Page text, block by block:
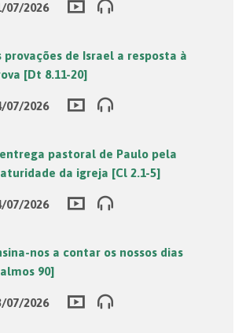
07/2026
provações de Israel a resposta à
[Dt 8.11-20]
07/2026
pastoral de Paulo pela
da igreja [Cl 2.1-5]
07/2026
nos a contar os nossos dias
90]
07/2026